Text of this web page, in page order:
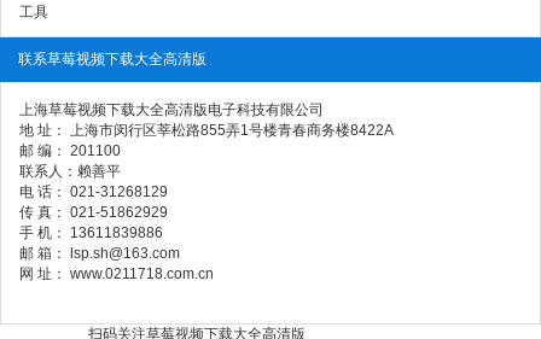
工具
联系草莓视频下载大全高清版
上海草莓视频下载大全高清版电子科技有限公司
地 址： 上海市闵行区莘松路855弄1号楼青春商务楼8422A
邮 编： 201100
联系人：赖善平
电 话： 021-31268129
传 真： 021-51862929
手 机： 13611839886
邮 箱： lsp.sh@163.com
网 址： www.0211718.com.cn
扫码关注草莓视频下载大全高清版